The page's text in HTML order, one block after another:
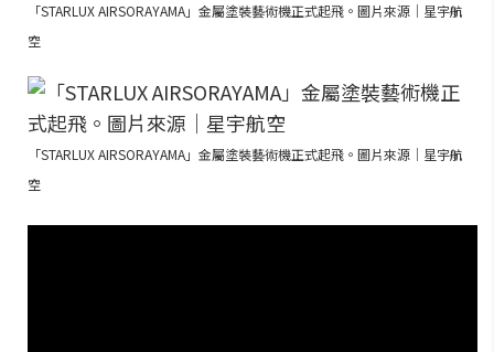
「STARLUX AIRSORAYAMA」金屬塗裝藝術機正式起飛。圖片來源｜星宇航
空
「STARLUX AIRSORAYAMA」金屬塗裝藝術機正式起飛。圖片來源｜星宇航
空